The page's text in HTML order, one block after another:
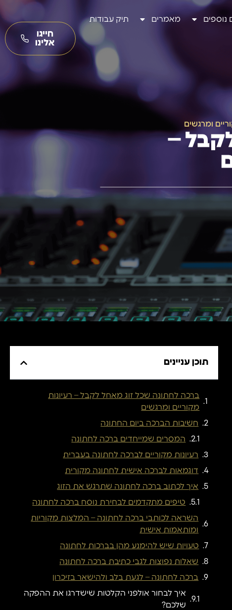
נוספים מאמרים תיק עבודות
חייגו
אלינו
ומרגשים
–
תוכן עניינים
ברכה לחתונה שכל זוג מאחל לקבל – רעיונות
מקוריים ומרגשים
חשיבות הברכה ביום החתונה
המסרים שמייחדים ברכה לחתונה
רעיונות מקוריים לברכה לחתונה בעברית
דוגמאות לברכה אישית לחתונה מקורית
איך לכתוב ברכה לחתונה שתרגש את הזוג
טיפים מתקדמים לבחירת נוסח ברכה לחתונה
השראה לכותבי ברכה לחתונה – המלצות מקוריות
ומותאמות אישית
טעויות שיש להימנע מהן בברכות לחתונה
שאלות נפוצות לגבי כתיבת ברכה לחתונה
ברכה לחתונה – לגעת בלב ולהישאר בזיכרון
איך לבחור אולפני הקלטות שישדרגו את ההפקה
שלכם?